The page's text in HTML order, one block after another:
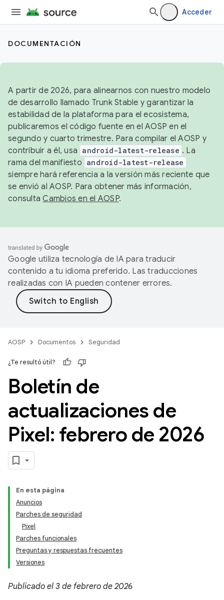
Acceder
DOCUMENTACIÓN
A partir de 2026, para alinearnos con nuestro modelo
de desarrollo llamado Trunk Stable y garantizar la
estabilidad de la plataforma para el ecosistema,
publicaremos el código fuente en el AOSP en el
segundo y cuarto trimestre. Para compilar el AOSP y
contribuir a él, usa android-latest-release . La
rama del manifiesto android-latest-release
siempre hará referencia a la versión más reciente que
se envió al AOSP. Para obtener más información,
consultaCambios en el AOSP.
Google utiliza tecnología de IA para traducir
contenido a tu idioma preferido. Las traducciones
realizadas con IA pueden contener errores.
AOSP Documentos Seguridad
¿Te resultó útil?
Boletín de
actualizaciones de
Pixel: febrero de 2026
En esta página
Anuncios
Parches de seguridad
Pixel
Parches funcionales
Preguntas y respuestas frecuentes
Versiones
Publicado el 3 de febrero de 2026